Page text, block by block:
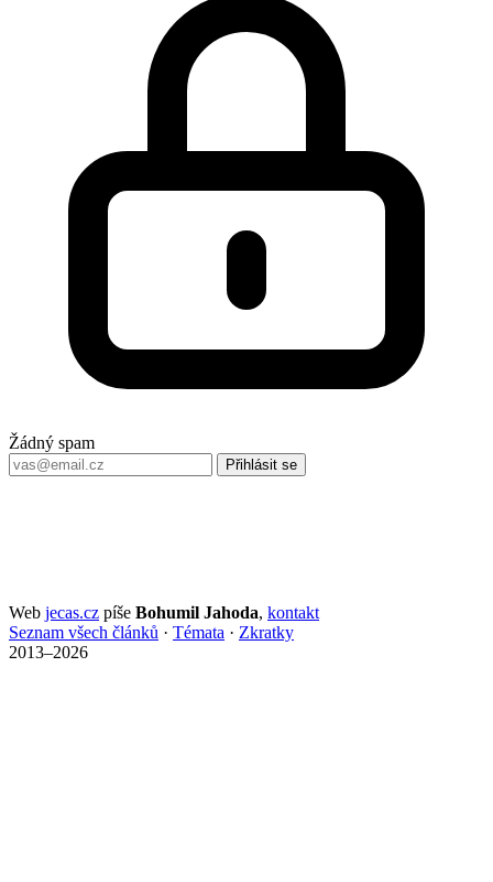
Žádný spam
Přihlásit se
Web jecas.cz píše Bohumil Jahoda, kontakt
Seznam všech článků · Témata · Zkratky
2013–2026